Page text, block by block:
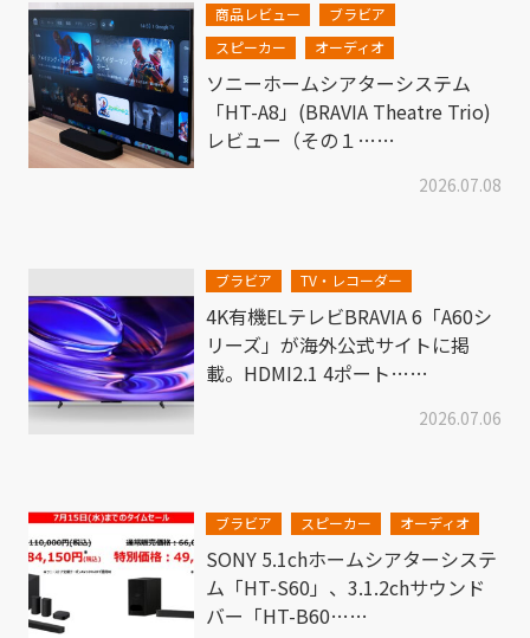
商品レビュー
ブラビア
スピーカー
オーディオ
ソニーホームシアターシステム
「HT-A8」(BRAVIA Theatre Trio)
レビュー（その１……
2026.07.08
ブラビア TV・レコーダー
4K有機ELテレビBRAVIA 6「A60シ
リーズ」が海外公式サイトに掲
載。HDMI2.1 4ポート……
2026.07.06
ブラビア スピーカー オーディオ
SONY 5.1chホームシアターシステ
ム「HT-S60」、3.1.2chサウンド
バー「HT-B60……